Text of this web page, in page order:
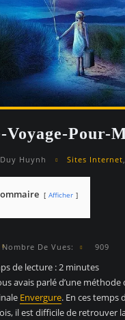
Voyage-Pour-
Duy Huynh Sites Internet
Afficher
Nombre De Vues: 909
de lecture :2 minutes
avais parlé d’une méthode
Envergure. En ces temps
il est difficile de retrouver